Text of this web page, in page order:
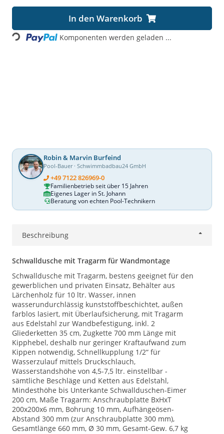
In den Warenkorb
Loading... Komponenten werden geladen ...
Robin & Marvin Burfeind
Pool-Bauer · Schwimmbadbau24 GmbH
+49 7122 826969-0
Familienbetrieb seit über 15 Jahren
Eigenes Lager in St. Johann
Beratung von echten Pool-Technikern
Beschreibung
Schwalldusche mit Tragarm für Wandmontage
Schwalldusche mit Tragarm, bestens geeignet für den
gewerblichen und privaten Einsatz, Behälter aus
Lärchenholz für 10 ltr. Wasser, innen
wasserundurchlässig kunststoffbeschichtet, außen
farblos lasiert, mit Überlaufsicherung, mit Tragarm
aus Edelstahl zur Wandbefestigung, inkl. 2
Gliederketten 35 cm, Zugkette 700 mm Länge mit
Kipphebel, deshalb nur geringer Kraftaufwand zum
Kippen notwendig, Schnellkupplung 1/2“ für
Wasserzulauf mittels Druckschlauch,
Wasserstandshöhe von 4,5-7,5 ltr. einstellbar -
sämtliche Beschläge und Ketten aus Edelstahl,
Mindesthöhe bis Unterkante Schwallduschen-Eimer
200 cm, Maße Tragarm: Anschraubplatte BxHxT
200x200x6 mm, Bohrung 10 mm, Aufhängeösen-
Abstand 300 mm (zur Anschraubplatte 300 mm),
Gesamtlänge 660 mm, Ø 30 mm, Gesamt-Gew. 6,7 kg